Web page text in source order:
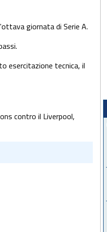
giornata di Serie A.
esercitazione tecnica, il
contro il Liverpool,